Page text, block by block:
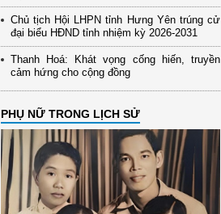
Chủ tịch Hội LHPN tỉnh Hưng Yên trúng cử
đại biểu HĐND tỉnh nhiệm kỳ 2026-2031
Thanh Hoá: Khát vọng cống hiến, truyền
cảm hứng cho cộng đồng
PHỤ NỮ TRONG LỊCH SỬ